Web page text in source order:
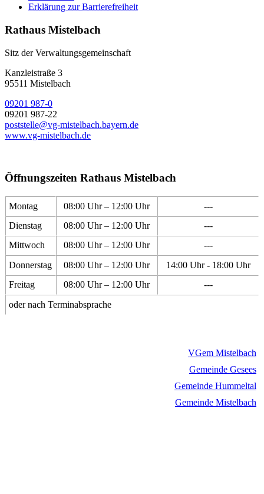
Erklärung zur Barrierefreiheit
Rathaus Mistelbach
Sitz der Verwaltungsgemeinschaft
Kanzleistraße 3
95511 Mistelbach
09201 987-0
09201 987-22
poststelle@vg-mistelbach.bayern.de
www.vg-mistelbach.de
Öffnungszeiten Rathaus Mistelbach
Montag 08:00 Uhr – 12:00 Uhr
---
Dienstag
08:00 Uhr – 12:00 Uhr
---
Mittwoch
08:00 Uhr – 12:00 Uhr
---
Donnerstag
08:00 Uhr – 12:00 Uhr
14:00 Uhr - 18:00 Uhr
Freitag
08:00 Uhr – 12:00 Uhr
---
oder nach Terminabsprache
VGem Mistelbach
Gemeinde Gesees
Gemeinde Hummeltal
Gemeinde Mistelbach